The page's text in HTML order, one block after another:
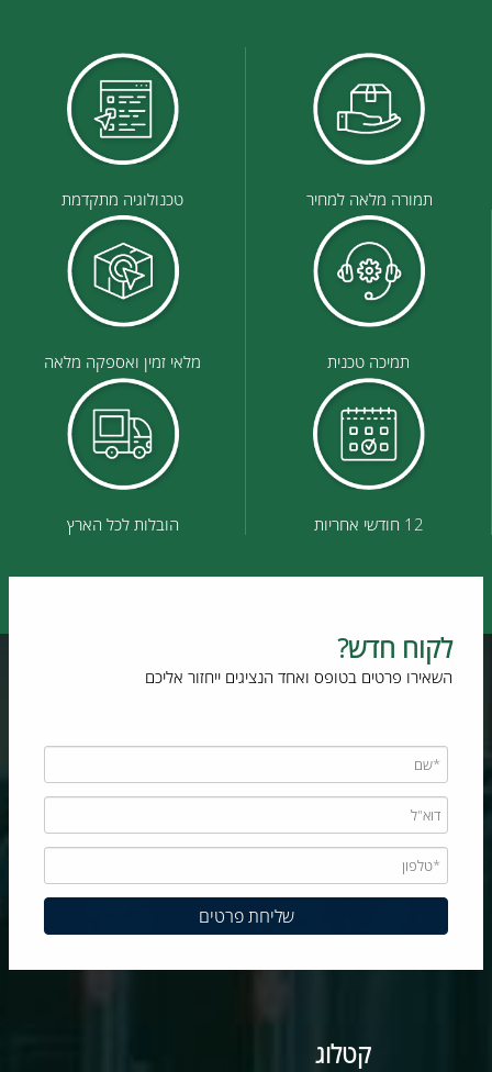
תמורה מלאה למחיר טכנולוגיה מתקדמת
תמיכה טכנית מלאי זמין ואספקה מלאה
12 חודשי אחריות הובלות לכל הארץ
לקוח חדש?
השאירו פרטים בטופס ואחד הנציגים ייחזור אליכם
קטלוג